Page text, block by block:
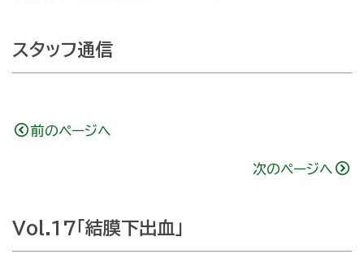
スタッフ通信
前のページへ
次のページへ
Vol.17「結膜下出血」